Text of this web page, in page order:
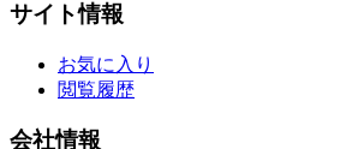
サイト情報
お気に入り
閲覧履歴
会社情報